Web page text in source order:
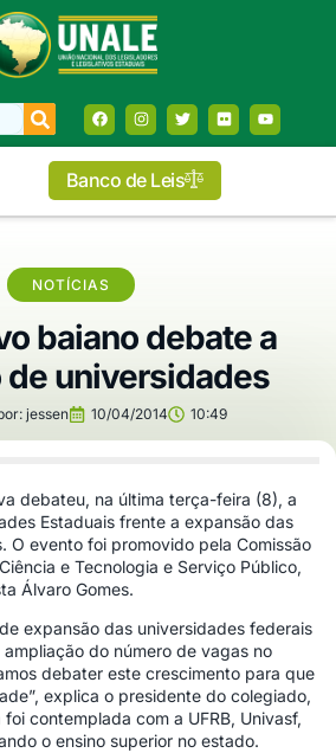
Banco de Leis
NOTÍCIAS
baiano debate a
de universidades
jessen 10/04/2014 10:49
debateu, na última terça-feira (8), a
Estaduais frente a expansão das
O evento foi promovido pela Comissão
e Tecnologia e Serviço Público,
Álvaro Gomes.
expansão das universidades federais
do número de vagas no
debater este crescimento para que
explica o presidente do colegiado,
contemplada com a UFRB, Univasf,
o ensino superior no estado.